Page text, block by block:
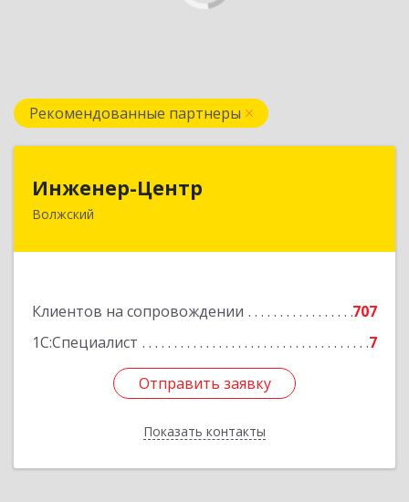
Рекомендованные партнеры
Инженер-Центр
Волжский
Клиентов на сопровождении
707
1С:Специалист
7
Отправить заявку
Показать контакты
404120, Волгоградская обл, Волжский г, им
Отправить заявку
Назад